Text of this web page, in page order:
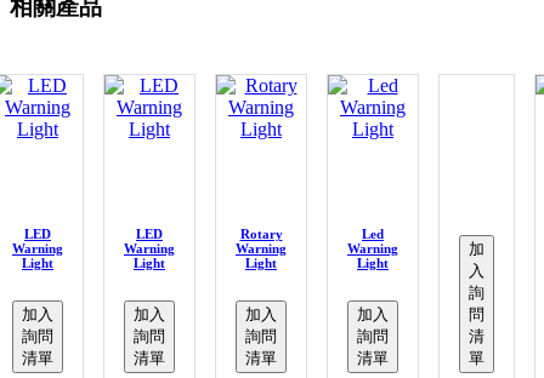
相關產品
LED
Warning
Light
加入
詢問
清單
LED
Warning
Light
加入
詢問
清單
Rotary
Warning
Light
加入
詢問
清單
Led
Warning
Light
加入
詢問
清單
加
入
詢
問
清
單